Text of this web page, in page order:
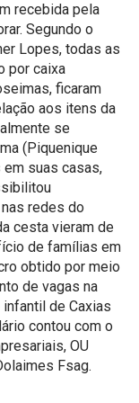
recebida pela
Segundo o
Lopes, todas as
por caixa
ficaram
aos itens da
se
(Piquenique
suas casas,
redes do
cesta vieram de
de famílias em
obtido por meio
de vagas na
de Caxias
contou com o
OU
Fsag.